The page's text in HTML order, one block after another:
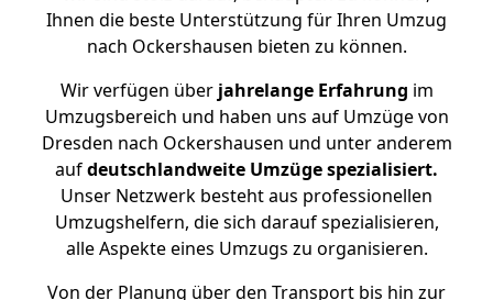
Ihnen die beste Unterstützung für Ihren Umzug
nach Ockershausen bieten zu können.
Wir verfügen überjahrelange Erfahrung im
Umzugsbereich und haben uns auf Umzüge von
Dresden nach Ockershausen und unter anderem
aufdeutschlandweite Umzüge spezialisiert.
Unser Netzwerk besteht aus professionellen
Umzugshelfern, die sich darauf spezialisieren,
alle Aspekte eines Umzugs zu organisieren.
Von der Planung über den Transport bis hin zur